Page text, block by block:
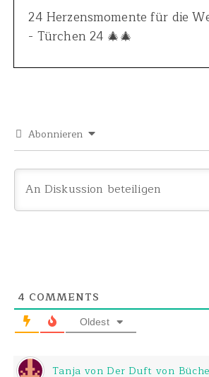
24 Herzensmomente für die
- Türchen 24 🎄🎄
Abonnieren
4 COMMENTS
Oldest
Tanja von Der Duft von